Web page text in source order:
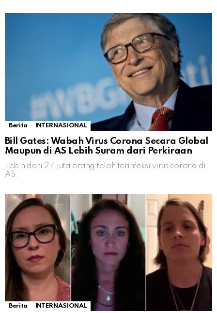
Berita INTERNASIONAL
Bill Gates: Wabah Virus Corona Secara Global
Maupun di AS Lebih Suram dari Perkiraan
Lebih dari 2,4 juta orang telah terinfeksi virus corona di
AS.
Berita INTERNASIONAL